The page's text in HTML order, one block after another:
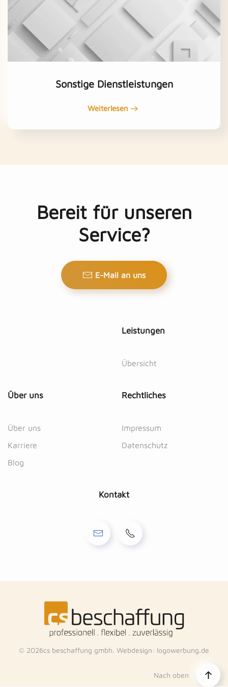
Sonstige Dienstleistungen
Weiterlesen
Bereit für unseren
Service?
E-Mail an uns
Leistungen
Übersicht
Über uns
Über uns
Karriere
Blog
Rechtliches
Impressum
Datenschutz
Kontakt
© 2026cs beschaffung gmbh. Webdesign: logowerbung.de
Nach oben